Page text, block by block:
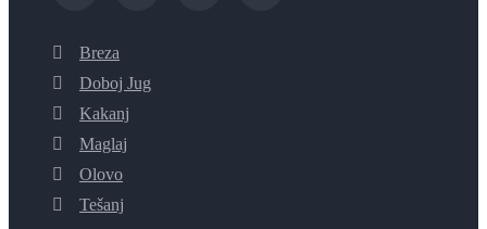
Breza
Doboj Jug
Kakanj
Maglaj
Olovo
Tešanj